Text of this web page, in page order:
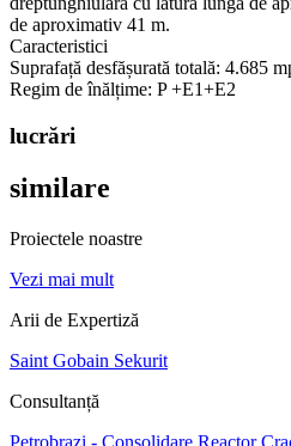
de aproximativ 41 m.
Caracteristici
Suprafață desfășurată totală: 4.685
Regim de înălțime: P +E1+E2
lucrări
similare
Proiectele noastre
Vezi mai mult
Arii de Expertiză
Saint Gobain Sekurit
Consultanță